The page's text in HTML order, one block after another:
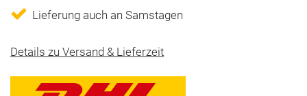
Lieferung auch an Samstagen
Details zu Versand & Lieferzeit